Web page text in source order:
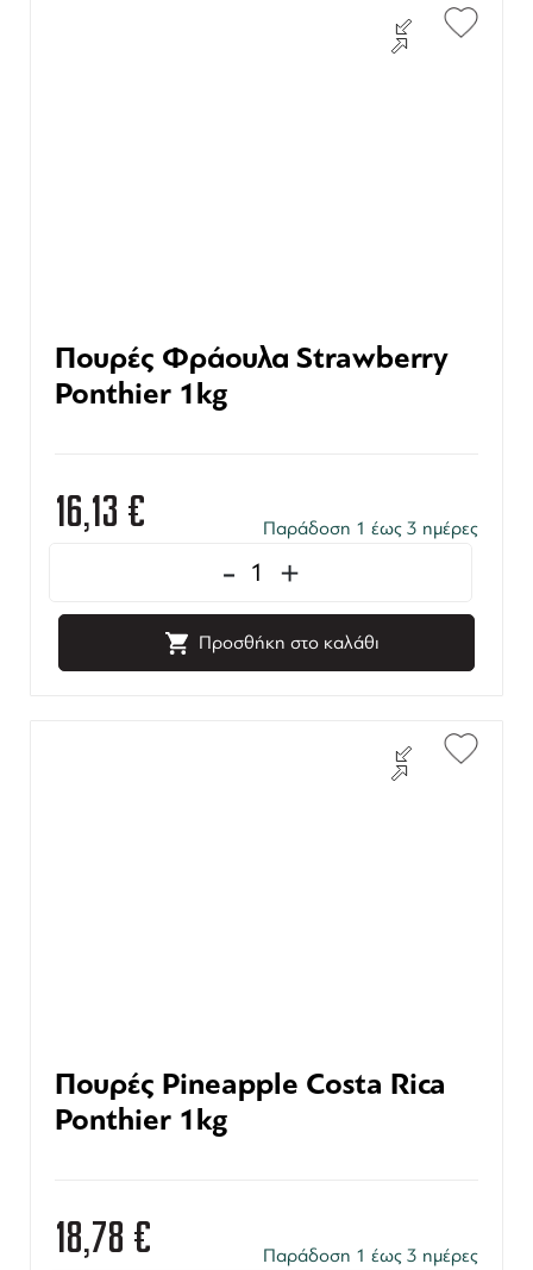
Πουρές Φράουλα Strawberry
Ponthier 1kg
16,13 € Παράδοση 1 έως 3 ημέρες
- +
Προσθήκη στο καλάθι
Πουρές Pineapple Costa Rica
Ponthier 1kg
18,78 € Παράδοση 1 έως 3 ημέρες